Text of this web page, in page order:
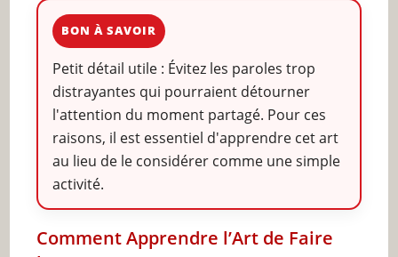
BON À SAVOIR
Petit détail utile : Évitez les paroles trop
distrayantes qui pourraient détourner
l'attention du moment partagé. Pour ces
raisons, il est essentiel d'apprendre cet art
au lieu de le considérer comme une simple
activité.
Comment Apprendre l’Art de Faire